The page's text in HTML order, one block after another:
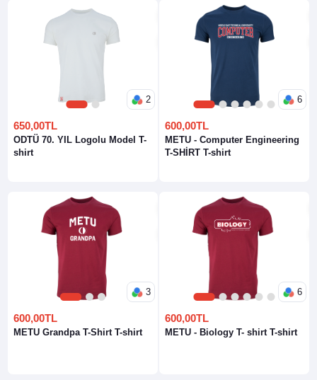
1 2
2
650,00TL
ODTÜ 70. YIL Logolu Model T-
shirt
1 2 3 4 5 6
6
600,00TL
METU - Computer Engineering
T-SHİRT T-shirt
1 2 3
3
600,00TL
METU Grandpa T-Shirt T-shirt
1 2 3 4 5 6
6
600,00TL
METU - Biology T- shirt T-shirt